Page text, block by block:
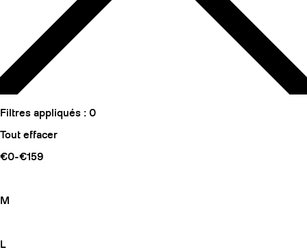
Filtres appliqués : 0
Tout effacer
€0-€159
M
L